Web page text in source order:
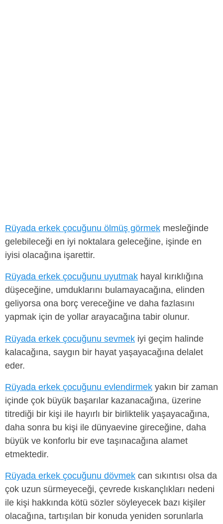
Rüyada erkek çocuğunu ölmüş görmek mesleğinde
gelebileceği en iyi noktalara geleceğine, işinde en
iyisi olacağına işarettir.
Rüyada erkek çocuğunu uyutmak hayal kırıklığına
düşeceğine, umduklarını bulamayacağına, elinden
geliyorsa ona borç vereceğine ve daha fazlasını
yapmak için de yollar arayacağına tabir olunur.
Rüyada erkek çocuğunu sevmek iyi geçim halinde
kalacağına, saygın bir hayat yaşayacağına delalet
eder.
Rüyada erkek çocuğunu evlendirmek yakın bir zaman
içinde çok büyük başarılar kazanacağına, üzerine
titrediği bir kişi ile hayırlı bir birliktelik yaşayacağına,
daha sonra bu kişi ile dünyaevine gireceğine, daha
büyük ve konforlu bir eve taşınacağına alamet
etmektedir.
Rüyada erkek çocuğunu dövmek can sıkıntısı olsa da
çok uzun sürmeyeceği, çevrede kıskançlıkları nedeni
ile kişi hakkında kötü sözler söyleyecek bazı kişiler
olacağına, tartışılan bir konuda yeniden sorunlarla